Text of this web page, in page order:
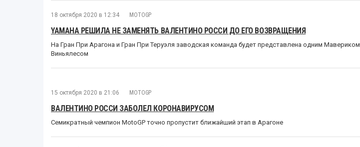
18 октября 2020 в 12:34 MOTOGP
YAMAHA РЕШИЛА НЕ ЗАМЕНЯТЬ ВАЛЕНТИНО РОССИ ДО ЕГО ВОЗВРАЩЕНИЯ
На Гран При Арагона и Гран При Теруэля заводская команда будет представлена одним Мавериком
Виньялесом
15 октября 2020 в 21:06 MOTOGP
ВАЛЕНТИНО РОССИ ЗАБОЛЕЛ КОРОНАВИРУСОМ
Семикратный чемпион MotoGP точно пропустит ближайший этап в Арагоне